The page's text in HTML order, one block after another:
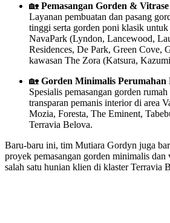
🏡 Pemasangan Gorden &
Layanan pembuatan dan pasang
tinggi serta gorden poni klasik
NavaPark (Lyndon, Lancewood,
Residences, De Park, Green Cove,
kawasan The Zora (Katsura,
🏡 Gorden Minimalis
Spesialis pemasangan gorden
transparan pemanis interior di area
Mozia, Foresta, The Eminent,
Terravia Belova.
Baru-baru ini, tim Mutiara Gordyn juga
proyek pemasangan gorden minimalis dan
salah satu hunian klien di klaster Terravia